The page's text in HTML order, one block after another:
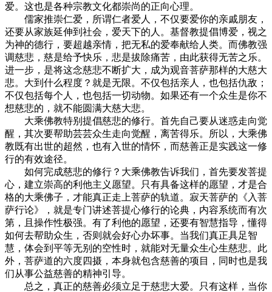
爱。这也是各种宗教文化都崇尚的正向心理。
儒家推崇仁爱，所谓仁者爱人，不仅要爱你的亲戚朋友，
还要从家族延伸到社会，爱天下的人。基督教提倡博爱，视之
为神的德行，要超越亲情，把无私的爱奉献给人类。而佛教强
调慈悲，慈是给予快乐，悲是拔除痛苦，由此获得无苦之乐。
进一步，是将这念慈悲不断扩大，成为观音菩萨那样的大慈大
悲。大到什么程度？就是无限。不仅包括亲人，也包括仇敌；
不仅包括每个人，也包括一切动物。如果还有一个众生是你不
想慈悲的，就不能圆满大慈大悲。
大乘佛教特别提倡慈悲的修行。首先自己要从迷惑走向觉
醒，其次要帮助芸芸众生走向觉醒，离苦得乐。所以，大乘佛
教既有出世的超然，也有入世的情怀，而慈善正是实践这一修
行的有效途径。
如何完成慈悲的修行？大乘佛教告诉我们，首先要发菩提
心，建立崇高的利他主义愿望。只有具备这样的愿望，才是合
格的大乘佛子，才能真正走上菩萨的轨道。寂天菩萨的《入菩
萨行论》，就是专门讲述菩提心修行的论典，内容系统而有次
第，且操作性极强。有了利他的愿望，还要有智慧指导，懂得
如何去帮助众生，否则就会好心办坏事。当我们真正具足智
慧，体会到平等无别的空性时，就能对无量众生心生慈悲。此
外，菩萨道的六度四摄，本身就包含慈善的项目，同时也是我
们从事公益慈善的精神引导。
总之，真正的慈善必须立足于慈悲大爱。只有这样，当你